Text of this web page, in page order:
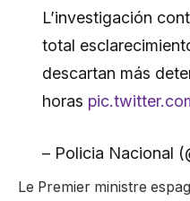
L’investigación
total
descartan más
horas
– Policia Nacional
Le Premier ministre